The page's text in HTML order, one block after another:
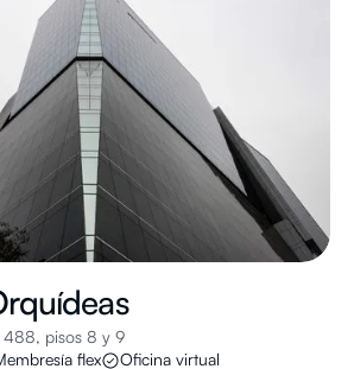
488, pisos 8 y 9
flex
Oficina virtual